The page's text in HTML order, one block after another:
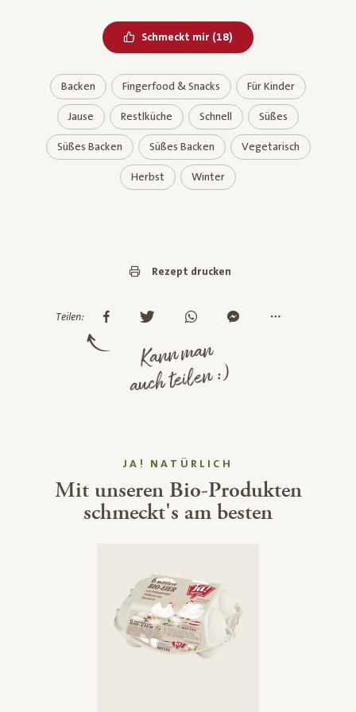
Schmeckt mir Bereits geliked
(18)
Backen Fingerfood & Snacks Für Kinder
Jause Restlküche Schnell Süßes
Süßes Backen Süßes Backen Vegetarisch
Herbst Winter
Rezept drucken
Teilen:
Kann man
auch teilen :)
JA! NATÜRLICH
Mit unseren Bio-Produkten
schmeckt's am besten